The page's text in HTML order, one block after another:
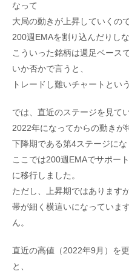
なって
大局の動きが上昇していくの
200週EMAを割り込んだりし
こういった銘柄は週足ベース
いか否かで言うと、
トレードし難いチャートとい
では、直近のステージを見て
2022年になってからの動きが
下降期である第4ステージにな
ここでは200週EMAでサポー
に移行しました。
ただし、上昇期ではあります
帯が細く横這いになっていま
ん。
直近の高値（2022年9月）を
と、